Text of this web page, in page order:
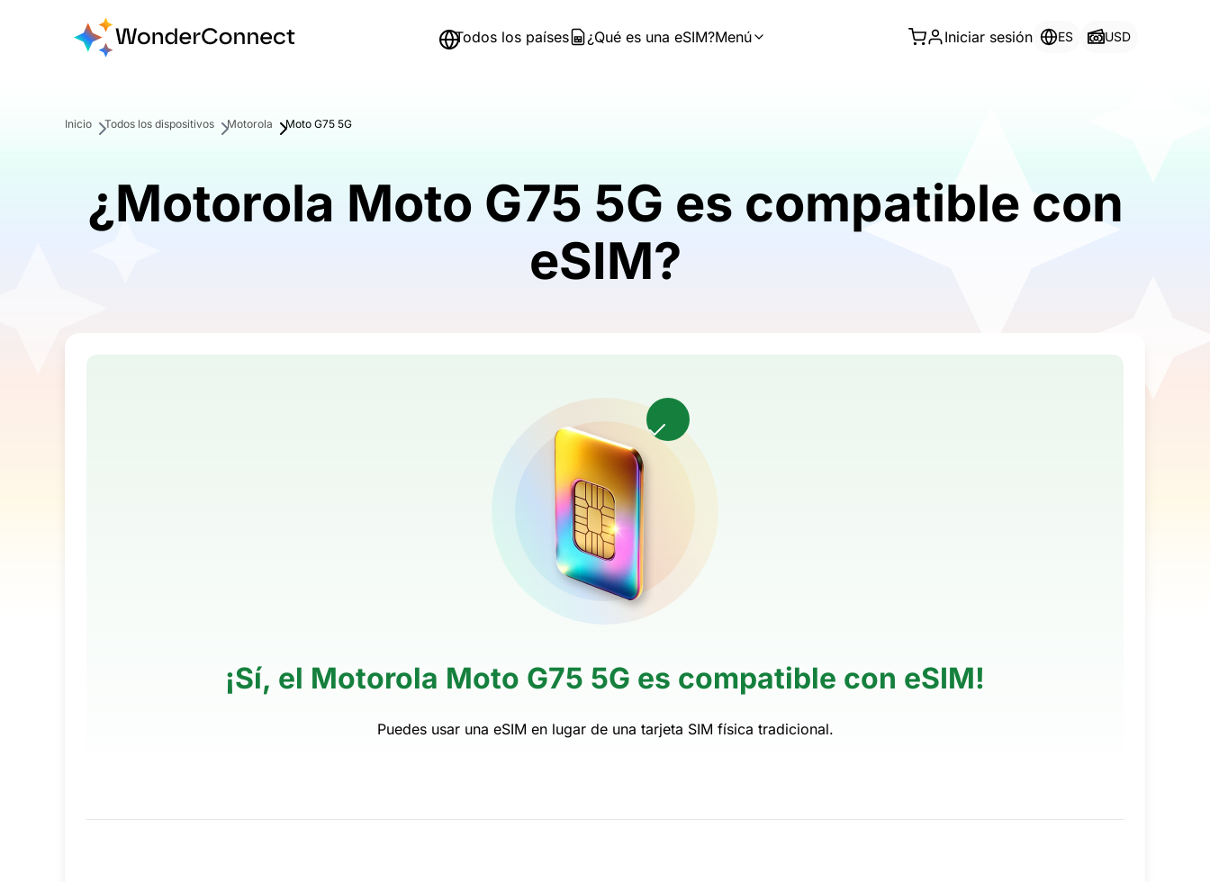
Todos los países ¿Qué es una eSIM?Menú Iniciar sesión ES USD
Inicio Todos los dispositivos Motorola Moto G75 5G
¿Motorola Moto G75 5G es compatible con
eSIM?
¡Sí, el Motorola Moto G75 5G es compatible con eSIM!
Puedes usar una eSIM en lugar de una tarjeta SIM física tradicional.